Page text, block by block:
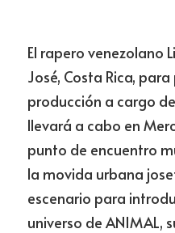
El rapero venezolano
José, Costa Rica,
producción a cargo
llevará a cabo en
punto de encuentro
la movida urbana
escenario para
universo de ANIMAL,